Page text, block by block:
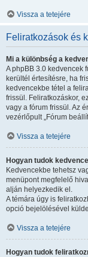
Vissza a tetejére
Feliratkozások és
Mi a különbség a
A phpBB 3.0 kedvencek
kerültél értesítésre, ha
kedvencekbe tétel a
frissül. Feliratkozáskor,
vagy a fórum frissül. Az
vezérlőpult „Fórum
Vissza a tetejére
Hogyan tudok
Kedvencekbe tehetsz
menüpont megfelelő
alján helyezkedik el.
A témára úgy is
opció bejelölésével
Vissza a tetejére
Hogyan tudok